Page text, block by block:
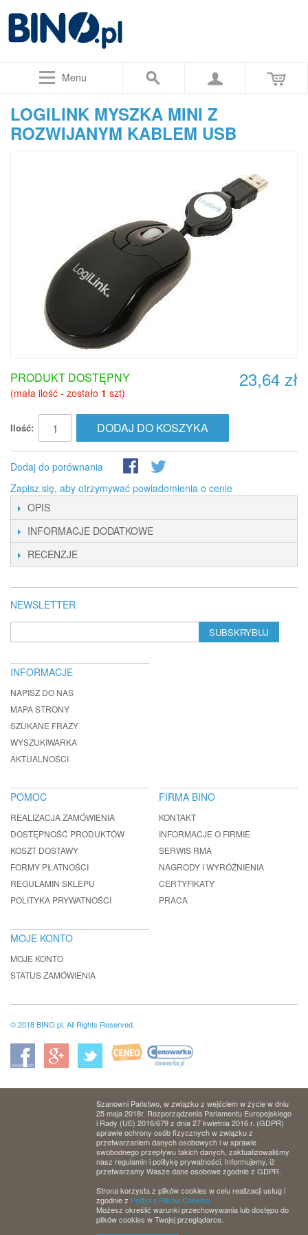
Menu
LOGILINK MYSZKA MINI Z
ROZWIJANYM KABLEM USB
23,64 zł
PRODUKT DOSTĘPNY
(mała ilość - zostało 1 szt)
Ilość: DODAJ DO KOSZYKA
Dodaj do porównania
Zapisz się, aby otrzymywać powiadomienia o cenie
OPIS
INFORMACJE DODATKOWE
RECENZJE
NEWSLETTER
SUBSKRYBUJ
INFORMACJE
NAPISZ DO NAS
MAPA STRONY
SZUKANE FRAZY
WYSZUKIWARKA
AKTUALNOŚCI
POMOC
REALIZACJA ZAMÓWIENIA
DOSTĘPNOŚĆ PRODUKTÓW
KOSZT DOSTAWY
FORMY PŁATNOŚCI
REGULAMIN SKLEPU
POLITYKA PRYWATNOŚCI
FIRMA BINO
KONTAKT
INFORMACJE O FIRMIE
SERWIS RMA
NAGRODY I WYRÓŻNIENIA
CERTYFIKATY
PRACA
MOJE KONTO
MOJE KONTO
STATUS ZAMÓWIENIA
© 2018 BINO.pl. All Rights Reserved.
Szanowni Państwo, w związku z wejściem w życie w dniu
25 maja 2018r. Rozporządzenia Parlamentu Europejskiego
i Rady (UE) 2016/679 z dnia 27 kwietnia 2016 r. (GDPR)
sprawie ochrony osób fizycznych w związku z
przetwarzaniem danych osobowych i w sprawie
swobodnego przepływu takich danych, zaktualizowaliśmy
nasz regulamin i politykę prywatności. Informujemy, iż
przetwarzamy Wasze dane osobowe zgodnie z GDPR.
Strona korzysta z plików cookies w celu realizacji usług i
zgodnie z Polityką Plików Cookies.
Możesz określić warunki przechowywania lub dostępu do
plików cookies w Twojej przeglądarce.